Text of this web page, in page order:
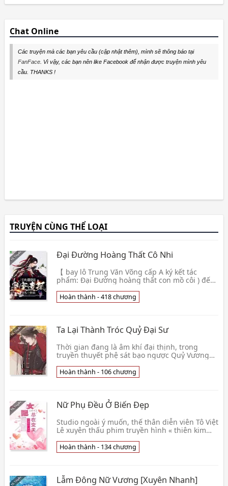
Chat Online
Các truyện mà các bạn yêu cầu (cập nhật thêm), mình sẽ thông báo tại
FanFace. Vì vậy, các bạn nên like Facebook để nhận được truyện mình yêu
cầu. THANKS !
TRUYỆN CÙNG THỂ LOẠI
Đại Đường Hoàng Thất Cô Nhi
【 bay lô Trung Văn Võng cấp A ký kết tác
phẩm: Đại Đường hoàng thất con mồ côi ) đến
Quán năm đầ👦 Thanh Phạt Hoàng Tổ Phụ
Hoàn thành - 418 chương
Ta Lại Thành Tróc Quỷ Đại Sư
Thời gian đang là âm khí đại thịnh, trong
truyền thuyết phệ sát bạo ngược Quỷ Vương
buông xuốn👦 Linh Lạc Thành Nê
Hoàn thành - 106 chương
Nữ Phụ Đều Ở Biến Đẹp
Studio ngoài ý muốn, thế thân diễn viên Tô Việt
Lê xuyên thấu phim truyền hình « thiên kim
phụ Kịc
Hoàn thành - 134 chương
Lẫm Đông Nữ Vương [Xuyên Nhanh]